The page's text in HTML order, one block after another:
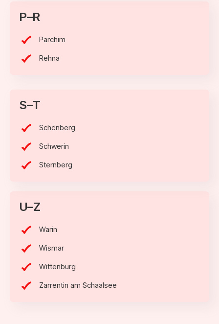
P–R
Parchim
Rehna
S–T
Schönberg
Schwerin
Sternberg
U–Z
Warin
Wismar
Wittenburg
Zarrentin am Schaalsee